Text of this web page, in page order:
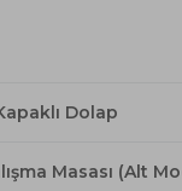
Dolap
Masası (Alt